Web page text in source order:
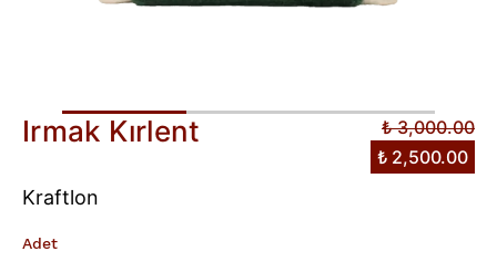
Irmak Kırlent
₺ 3,000.00
₺ 2,500.00
Kraftlon
Adet